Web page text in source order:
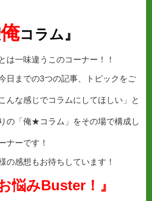
俺コラム』
は一味違うこのコーナー！！
日までの3つの記事、トピックをご
んな感じでコラムにしてほしい」と
の「俺★コラム」をその場で構成し
ナーです！
の感想もお待ちしています！
悩みBuster！』